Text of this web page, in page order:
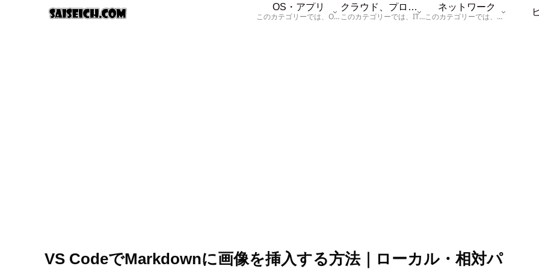
OS・アプリ
このカテゴリーでは、OSに関する情報を記載しています。
クラウド、プログラム
このカテゴリーでは、ITに関する基本的な情報として「ハードウェア、「サーバー」、「データベース、「ネットワーク」、「セキュリティ」、「プログラム」に関する情報を記載しています。
ネットワーク
このカテゴリーでは、「ネットワーク」に関する情報を記載しています。
VS CodeでMarkdownに画像を挿入する方法｜ローカル・相対パ